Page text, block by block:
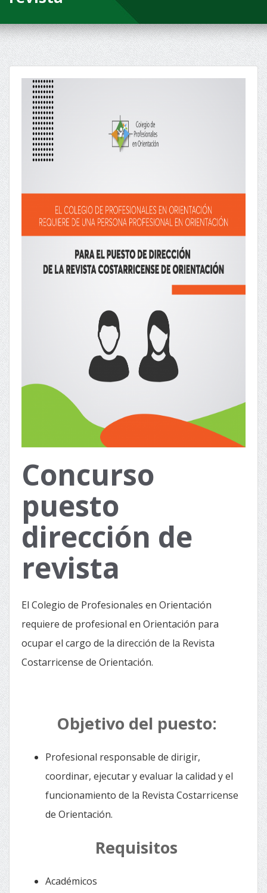
Concurso
puesto
dirección de
revista
El Colegio de Profesionales en Orientación
requiere de profesional en Orientación para
ocupar el cargo de la dirección de la Revista
Costarricense de Orientación.
Objetivo del puesto:
Profesional responsable de dirigir,
coordinar, ejecutar y evaluar la calidad y el
funcionamiento de la Revista Costarricense
de Orientación.
Requisitos
Académicos